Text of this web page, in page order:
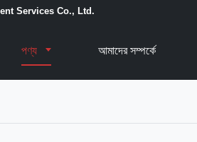
Services Co., Ltd.
পণ্য আমাদের সম্পর্কে